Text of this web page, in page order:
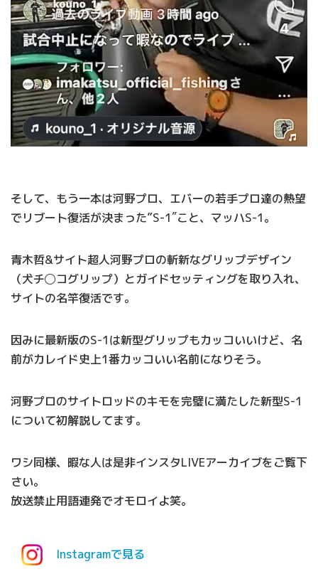
そして、もう一本は河野プロ、エバーの若手プロ達の熱望
でリブート復活が決まった”S-1″こと、マッハS-1。
青木哲&サイト超人河野プロの斬新なグリップデザイン
（犬チ◯コグリップ）とガイドセッティングを取り入れ、
サイトの名竿復活です。
因みに最新版のS-1は新型グリップもカッコいいけど、名
前がカレイド史上1番カッコいい名前になりそう。
河野プロのサイトロッドのキモを完璧に満たした新型S-1
について初解説してます。
ワシ同様、暇な人は是非インスタLIVEアーカイブをご覧下
さい。
放送禁止用語連発でオモロイよ笑。
Instagramで見る